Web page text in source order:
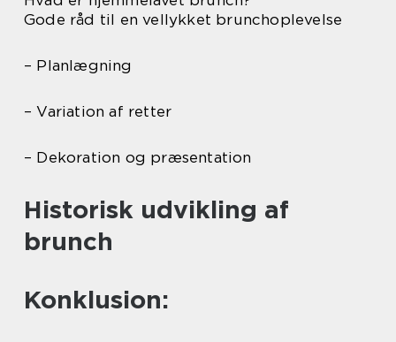
Gode råd til en vellykket brunchoplevelse
– Planlægning
– Variation af retter
– Dekoration og præsentation
Historisk udvikling af
brunch
Konklusion: